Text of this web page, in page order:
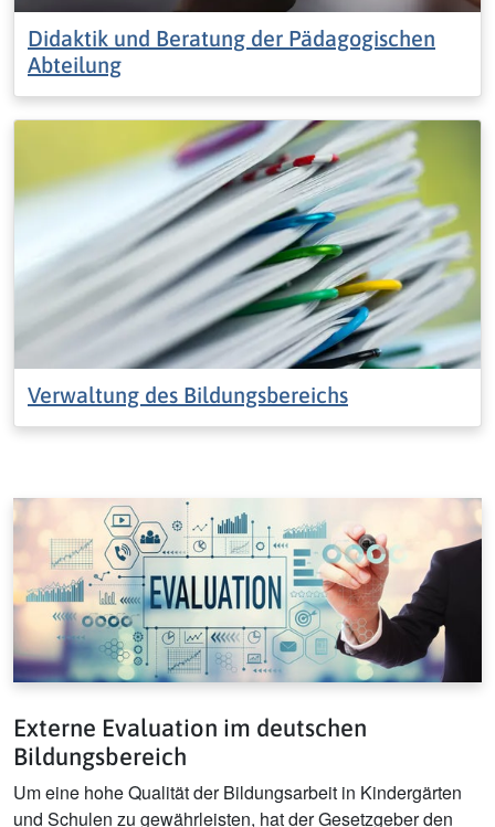
Didaktik und Beratung der Pädagogischen
Abteilung
Verwaltung des Bildungsbereichs
Externe Evaluation im deutschen
Bildungsbereich
Um eine hohe Qualität der Bildungsarbeit in Kindergärten
und Schulen zu gewährleisten, hat der Gesetzgeber den